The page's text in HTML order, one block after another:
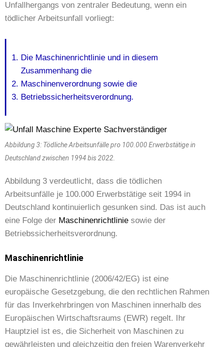
Unfallhergangs von zentraler Bedeutung, wenn ein
tödlicher Arbeitsunfall vorliegt:
Die Maschinenrichtlinie und in diesem
Zusammenhang die
Maschinenverordnung sowie die
Betriebssicherheitsverordnung.
Abbildung 3: Tödliche Arbeitsunfälle pro 100.000 Erwerbstätige in
Deutschland zwischen 1994 bis 2022.
Abbildung 3 verdeutlicht, dass die tödlichen
Arbeitsunfälle je 100.000 Erwerbstätige seit 1994 in
Deutschland kontinuierlich gesunken sind. Das ist auch
eine Folge der Maschinenrichtlinie sowie der
Betriebssicherheitsverordnung.
Maschinenrichtlinie
Die Maschinenrichtlinie (2006/42/EG) ist eine
europäische Gesetzgebung, die den rechtlichen Rahmen
für das Inverkehrbringen von Maschinen innerhalb des
Europäischen Wirtschaftsraums (EWR) regelt. Ihr
Hauptziel ist es, die Sicherheit von Maschinen zu
gewährleisten und gleichzeitig den freien Warenverkehr